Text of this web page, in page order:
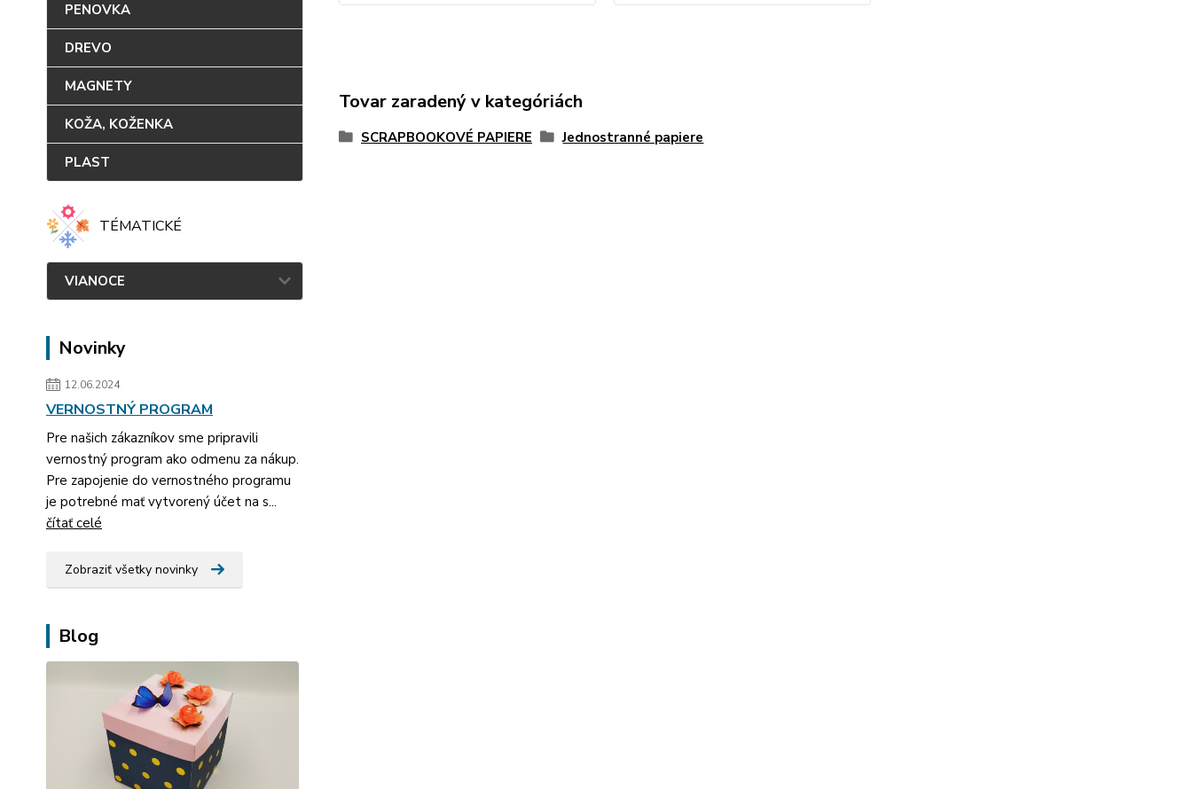
PENOVKA
DREVO
MAGNETY
KOŽA, KOŽENKA
PLAST
TÉMATICKÉ
VIANOCE
Novinky
12.06.2024
VERNOSTNÝ PROGRAM
Pre našich zákazníkov sme pripravili
vernostný program ako odmenu za nákup.
Pre zapojenie do vernostného programu
je potrebné mať vytvorený účet na s...
čítať celé
Zobraziť všetky novinky
Blog
Tovar zaradený v kategóriách
SCRAPBOOKOVÉ PAPIERE Jednostranné papiere